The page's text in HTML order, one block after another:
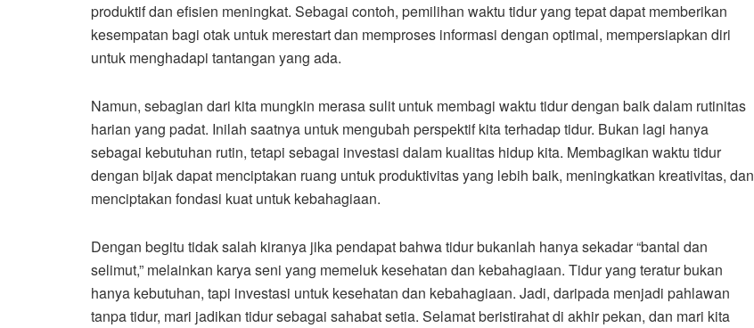
produktif dan efisien meningkat. Sebagai contoh, pemilihan waktu tidur yang tepat dapat memberikan
kesempatan bagi otak untuk merestart dan memproses informasi dengan optimal, mempersiapkan diri
untuk menghadapi tantangan yang ada.
Namun, sebagian dari kita mungkin merasa sulit untuk membagi waktu tidur dengan baik dalam rutinitas
harian yang padat. Inilah saatnya untuk mengubah perspektif kita terhadap tidur. Bukan lagi hanya
sebagai kebutuhan rutin, tetapi sebagai investasi dalam kualitas hidup kita. Membagikan waktu tidur
dengan bijak dapat menciptakan ruang untuk produktivitas yang lebih baik, meningkatkan kreativitas, dan
menciptakan fondasi kuat untuk kebahagiaan.
Dengan begitu tidak salah kiranya jika pendapat bahwa tidur bukanlah hanya sekadar “bantal dan
selimut,” melainkan karya seni yang memeluk kesehatan dan kebahagiaan. Tidur yang teratur bukan
hanya kebutuhan, tapi investasi untuk kesehatan dan kebahagiaan. Jadi, daripada menjadi pahlawan
tanpa tidur, mari jadikan tidur sebagai sahabat setia. Selamat beristirahat di akhir pekan, dan mari kita